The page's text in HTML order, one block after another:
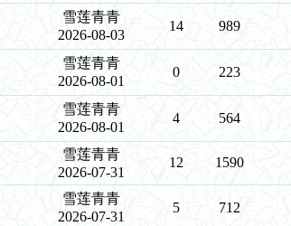
雪莲青青
2026-08-03
14 989
雪莲青青
2026-08-01
0 223
雪莲青青
2026-08-01
4 564
雪莲青青
2026-07-31
12 1590
雪莲青青
2026-07-31
5 712